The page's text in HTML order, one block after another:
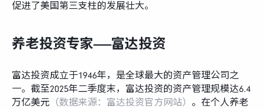
促进了美国第三支柱的发展壮大。
养老投资专家——富达投资
富达投资成立于1946年，是全球最大的资产管理公司之
一。截至2025年二季度末，富达投资的资产管理规模达6.4
万亿美元 （数据来源：富达投资官方网站） 。在个人养老